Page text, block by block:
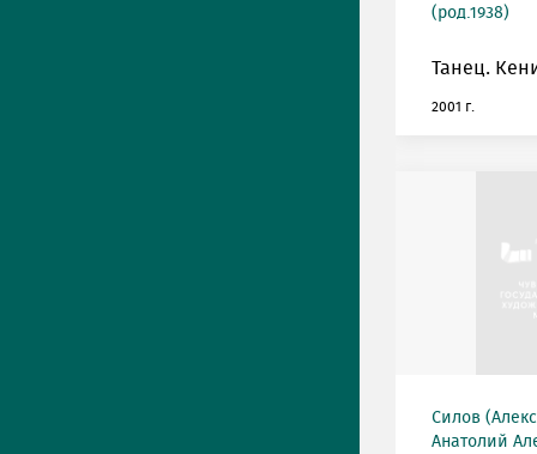
(род.1938)
Танец.
2001 г.
Силов
Анатолий